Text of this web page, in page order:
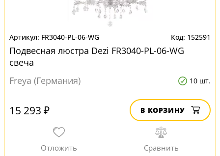
FR3040-PL-06-WG 152591
Подвесная люстра Dezi FR3040-PL-06-WG
свеча
Freya (Германия)
10 шт.
15 293 ₽ В КОРЗИНУ